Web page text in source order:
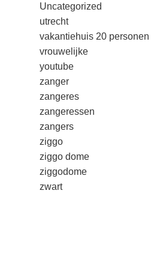
Uncategorized
utrecht
vakantiehuis 20 personen
vrouwelijke
youtube
zanger
zangeres
zangeressen
zangers
ziggo
ziggo dome
ziggodome
zwart